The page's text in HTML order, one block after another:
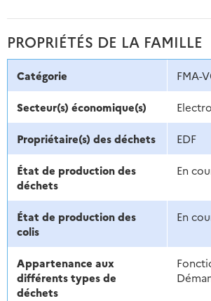
PROPRIÉTÉS DE LA FAMILLE
Catégorie FMA-
Secteur(s) économique(s)
Propriétaire(s) des déchets EDF
État de production des
déchets
En
État de production des
colis
En
Appartenance aux
différents types de
déchets